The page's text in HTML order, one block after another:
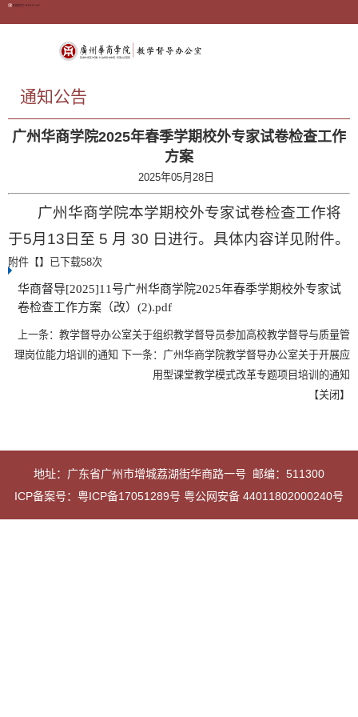
通知公告
广州华商学院2025年春季学期校外专家试卷检查工作
方案
2025年05月28日
广州华商学院本学期校外专家试卷检查工作将
于5月13日至 5 月 30 日进行。具体内容详见附件。
附件【
华商督导[2025]11号广州华商学院2025年春季学期校外专家试
卷检查工作方案（改）(2).pdf
】已下载58次
上一条： 教学督导办公室关于组织教学督导员参加高校教学督导与质量管
理岗位能力培训的通知
下一条： 广州华商学院教学督导办公室关于开展应
用型课堂教学模式改革专题项目培训的通知
【关闭 】
地址：广东省广州市增城荔湖街华商路一号 邮编：511300
ICP备案号：粤ICP备17051289号 粤公网安备 44011802000240号